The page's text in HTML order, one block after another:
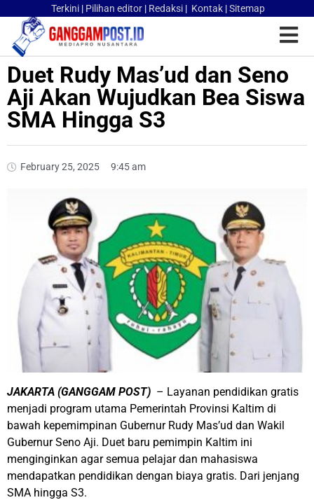
Terkini | Pilihan editor | Redaksi | Kontak |Sitemap
Duet Rudy Mas’ud dan Seno
Aji Akan Wujudkan Bea Siswa
SMA Hingga S3
February 25, 2025 9:45 am
JAKARTA (GANGGAM POST) – Layanan pendidikan gratis
menjadi program utama Pemerintah Provinsi Kaltim di
bawah kepemimpinan Gubernur Rudy Mas’ud dan Wakil
Gubernur Seno Aji. Duet baru pemimpin Kaltim ini
menginginkan agar semua pelajar dan mahasiswa
mendapatkan pendidikan dengan biaya gratis. Dari jenjang
SMA hingga S3.